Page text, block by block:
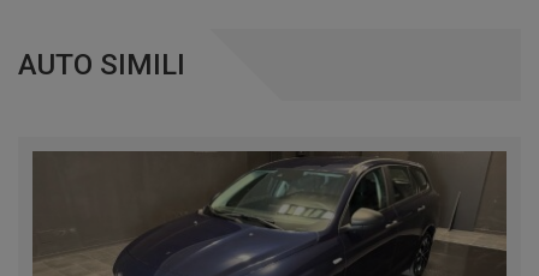
AUTO SIMILI